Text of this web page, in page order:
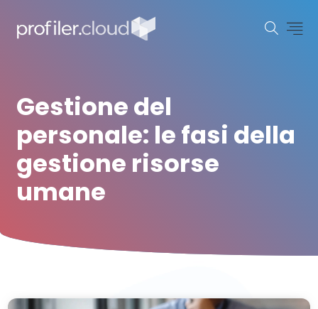
Gestione del
personale: le fasi della
gestione risorse
umane